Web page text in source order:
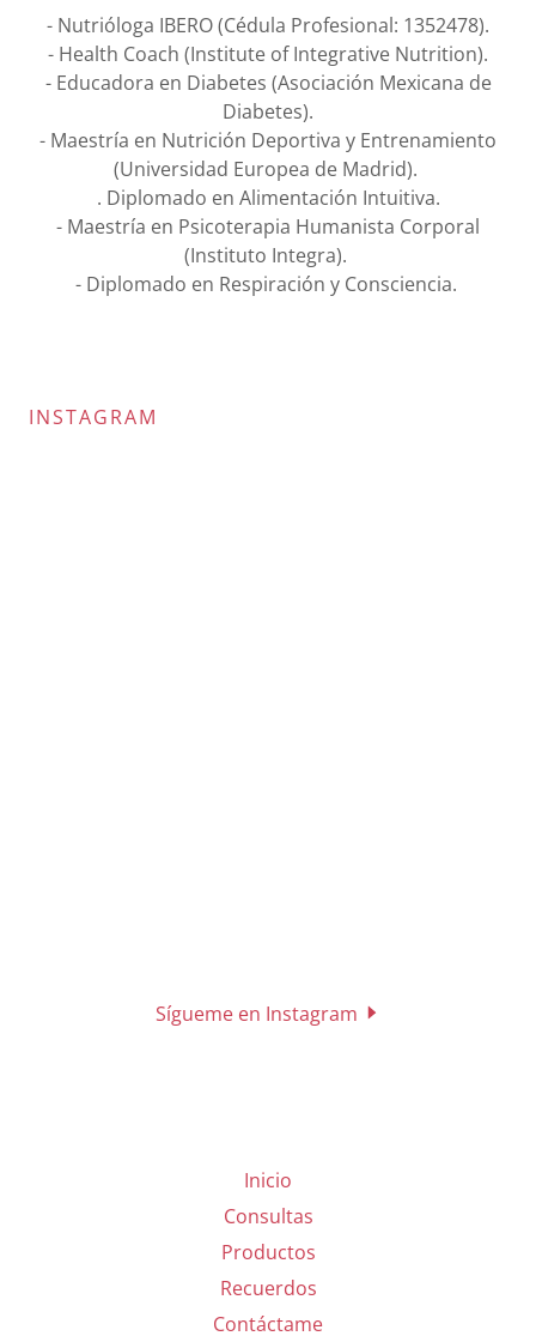
- Nutrióloga IBERO (Cédula Profesional: 1352478).
- Health Coach (Institute of Integrative Nutrition).
- Educadora en Diabetes (Asociación Mexicana de
Diabetes).
- Maestría en Nutrición Deportiva y Entrenamiento
(Universidad Europea de Madrid).
. Diplomado en Alimentación Intuitiva.
- Maestría en Psicoterapia Humanista Corporal
(Instituto Integra).
- Diplomado en Respiración y Consciencia.
INSTAGRAM
Sígueme en Instagram
Inicio
Consultas
Productos
Recuerdos
Contáctame